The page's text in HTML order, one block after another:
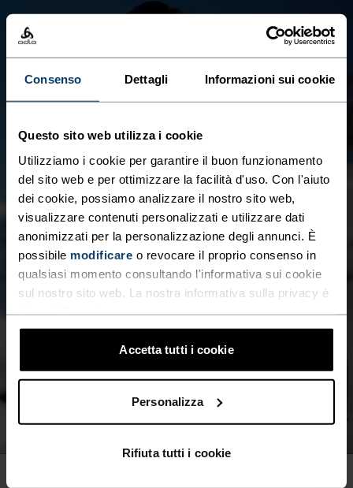
Consenso Dettagli Informazioni sui cookie
Questo sito web utilizza i cookie
Utilizziamo i cookie per garantire il buon funzionamento
del sito web e per ottimizzare la facilità d'uso. Con l'aiuto
dei cookie, possiamo analizzare il nostro sito web,
visualizzare contenuti personalizzati e utilizzare dati
anonimizzati per la personalizzazione degli annunci. È
possibile modificare o revocare il proprio consenso in
qualsiasi momento consultando l'informativa sui cookie
sul nostro sito web. La nostra informativa sulla privacy è
Accetta tutti i cookie
Personalizza
Rifiuta tutti i cookie